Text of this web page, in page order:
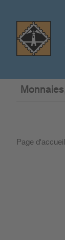
Page d'accueil